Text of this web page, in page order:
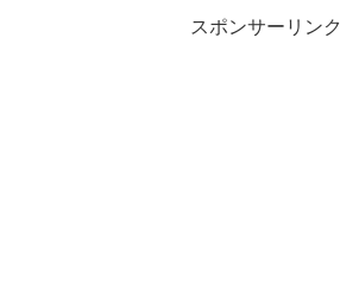
スポンサーリンク